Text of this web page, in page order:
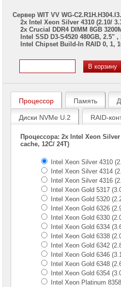
ASUS
AMD
EPYC
7003
Серверы
на
Intel
Xeon
Scalable
2/3
Серверы
Серверы
Supermicro
Серверы
Supermicro
Сервер WIT VV WG-
2x Intel Xeon Silver 4310 (2.10/
2x Crucial DDR4 DIMM 8GB
Intel SSD D3-S4520 480GB, 2.5" ,
Intel Chipset Build-In RAID 0, 1,
Процессор Память
Диски NVMe U.2 RAID-
Процессора: 2x Intel Xeon Silver
cache, 12C/ 24T)
Intel Xeon Silver 4310
Intel Xeon Silver 4314
Intel Xeon Silver 4316
Intel Xeon Gold 5317
Intel Xeon Gold 5320
Intel Xeon Gold 6326
Intel Xeon Gold 6330
Intel Xeon Gold 6334
Intel Xeon Gold 6338
Intel Xeon Gold 6342
Intel Xeon Gold 6346
Intel Xeon Gold 6348
Intel Xeon Gold 6354
Intel Xeon Platinum